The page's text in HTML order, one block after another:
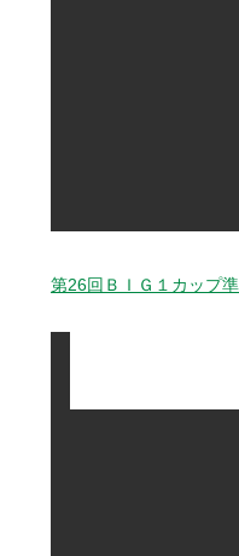
第26回ＢＩＧ１カップ